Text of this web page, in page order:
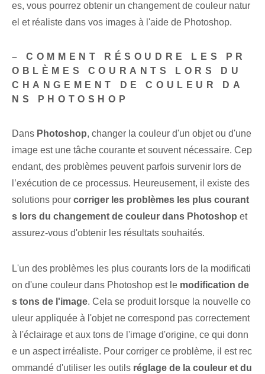
es, vous pourrez obtenir un changement de couleur natur
el et réaliste dans vos images à l'aide de Photoshop.
– COMMENT RÉSOUDRE LES PR
OBLÈMES COURANTS LORS DU
CHANGEMENT DE COULEUR DA
NS PHOTOSHOP
Dans Photoshop, changer la couleur d'un objet ou d'une
image est une tâche courante et souvent nécessaire. Cep
endant, des problèmes peuvent parfois survenir lors de
l’exécution de ce processus. Heureusement, il existe des
solutions​ pour corriger les problèmes les plus courant
s lors du changement de couleur dans Photoshop et
assurez-vous d'obtenir les résultats souhaités.
L'un des problèmes les plus courants lors de la modificati
on d'une couleur dans Photoshop est le modification de
s tons de l'image. Cela se produit lorsque la nouvelle co
uleur appliquée à l'objet ne correspond pas correctement
à l'éclairage et aux tons de l'image d'origine, ce qui donn
e un aspect irréaliste. Pour corriger ce problème, il est rec
ommandé d'utiliser les ‍outils⁤ réglage de la couleur et du